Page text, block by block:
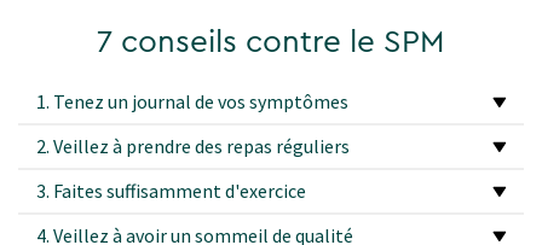
7 conseils contre le SPM
1. Tenez un journal de vos symptômes
2. Veillez à prendre des repas réguliers
3. Faites suffisamment d'exercice
4. Veillez à avoir un sommeil de qualité